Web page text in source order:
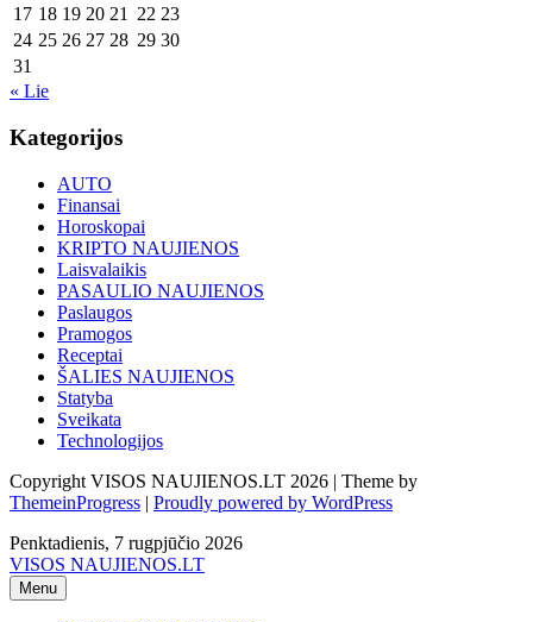
17 18 19 20 21 22 23
24 25 26 27 28 29 30
31
« Lie
Kategorijos
AUTO
Finansai
Horoskopai
KRIPTO NAUJIENOS
Laisvalaikis
PASAULIO NAUJIENOS
Paslaugos
Pramogos
Receptai
ŠALIES NAUJIENOS
Statyba
Sveikata
Technologijos
Copyright VISOS NAUJIENOS.LT 2026 | Theme by
ThemeinProgress | Proudly powered by WordPress
Penktadienis, 7 rugpjūčio 2026
VISOS NAUJIENOS.LT
Menu